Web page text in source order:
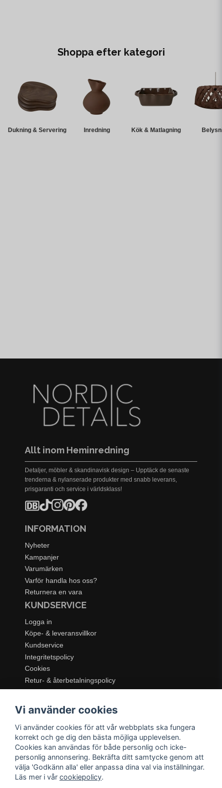
Shoppa efter kategori
Dukning & Servering Inredning Kök & Matlagning
Allt inom Heminredning
Detaljer, möbler & skandinavisk design – Upptäck de senaste
trenderna & nylanserade produkter med snabb leverans,
prisgaranti och service i världsklass!
INFORMATION
Nyheter
Kampanjer
Varumärken
Varför handla hos oss?
Returnera en vara
KUNDSERVICE
Logga in
Köpe- & leveransvillkor
Kundservice
Integritetspolicy
Cookies
Retur- & återbetalningspolicy
Dukning & Servering
Kök & Matlagning
Belysning
Textil & Mattor
Möbler
Vi använder cookies
Vi använder cookies för att vår webbplats ska fungera
korrekt och ge dig den bästa möjliga upplevelsen.
Cookies kan användas för både personlig och icke-
personlig annonsering. Bekräfta ditt samtycke genom att
välja 'Godkänn alla' eller anpassa dina val via inställningar.
Läs mer i vår cookiepolicy.